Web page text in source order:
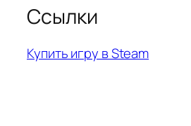
Ссылки
Купить игру в Steam